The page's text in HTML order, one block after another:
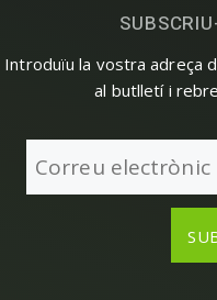
Introduïu la vostra adreça
al butlletí i